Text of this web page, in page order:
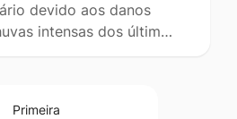
devido aos danos
intensas dos últim…
Primeira